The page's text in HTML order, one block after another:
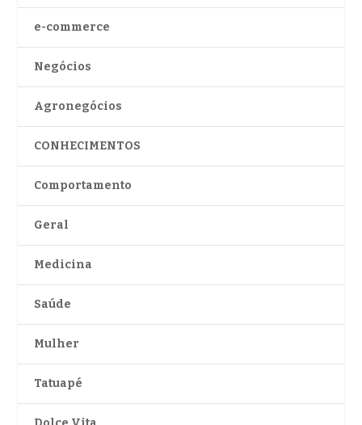
e-commerce
Negócios
Agronegócios
CONHECIMENTOS
Comportamento
Geral
Medicina
Saúde
Mulher
Tatuapé